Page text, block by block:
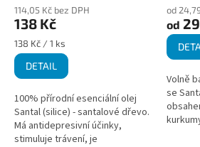
114,05 Kč bez DPH
138 Kč
Měrná
cena:
138 Kč / 1 ks
DETAIL
100% přírodní esenciální olej
Santal (silice) - santalové dřevo.
Má antidepresivní účinky,
stimuluje trávení, je
od
od
Volně
se